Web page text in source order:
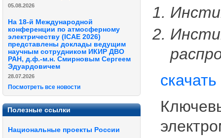
05.08.2026
На 18-й Международной
конференции по атмосферному
электричеству (ICAE 2026)
представлены доклады ведущим
научным сотрудником ИКИР ДВО
РАН, д.ф.-м.н. Смирновым Сергеем
Эдуардовичем
28.07.2026
Посмотреть все новости
Полезные ссылки
Национальные проекты России
скачать